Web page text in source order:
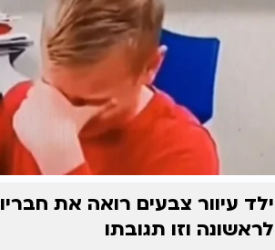
ילד עיוור צבעים רואה את חבריו
לראשונה וזו תגובתו